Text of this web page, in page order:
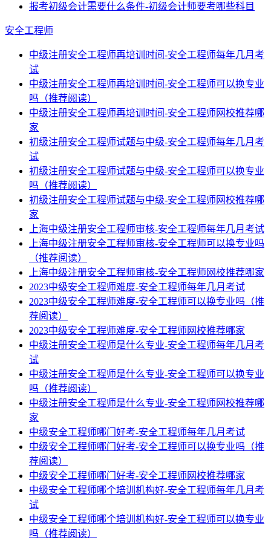
报考初级会计需要什么条件-初级会计师要考哪些科目
安全工程师
中级注册安全工程师再培训时间-安全工程师每年几月考
试
中级注册安全工程师再培训时间-安全工程师可以换专业
吗（推荐阅读）
中级注册安全工程师再培训时间-安全工程师网校推荐哪
家
初级注册安全工程师试题与中级-安全工程师每年几月考
试
初级注册安全工程师试题与中级-安全工程师可以换专业
吗（推荐阅读）
初级注册安全工程师试题与中级-安全工程师网校推荐哪
家
上海中级注册安全工程师审核-安全工程师每年几月考试
上海中级注册安全工程师审核-安全工程师可以换专业吗
（推荐阅读）
上海中级注册安全工程师审核-安全工程师网校推荐哪家
2023中级安全工程师难度-安全工程师每年几月考试
2023中级安全工程师难度-安全工程师可以换专业吗（推
荐阅读）
2023中级安全工程师难度-安全工程师网校推荐哪家
中级注册安全工程师是什么专业-安全工程师每年几月考
试
中级注册安全工程师是什么专业-安全工程师可以换专业
吗（推荐阅读）
中级注册安全工程师是什么专业-安全工程师网校推荐哪
家
中级安全工程师哪门好考-安全工程师每年几月考试
中级安全工程师哪门好考-安全工程师可以换专业吗（推
荐阅读）
中级安全工程师哪门好考-安全工程师网校推荐哪家
中级安全工程师哪个培训机构好-安全工程师每年几月考
试
中级安全工程师哪个培训机构好-安全工程师可以换专业
吗（推荐阅读）